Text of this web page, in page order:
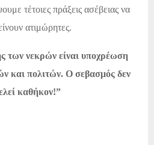
τέτοιες πράξεις ασέβειας να
ατιμώρητες.
των νεκρών είναι υποχρέωση
και πολιτών. Ο σεβασμός δεν
καθήκον!”